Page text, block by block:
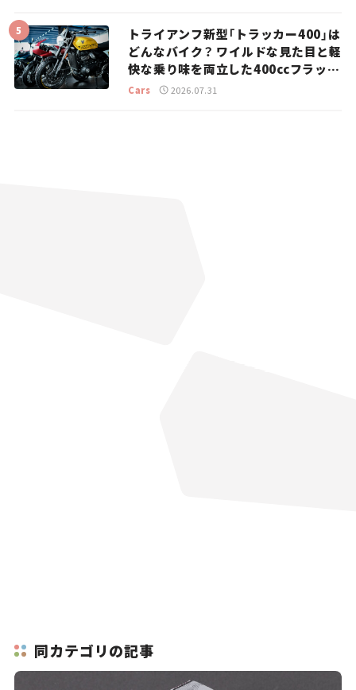
トライアンフ新型「トラッカー400」は
どんなバイク？ ワイルドな見た目と軽
快な乗り味を両立した400ccフラット
トラッカー【試乗レビュー】
Cars 2026.07.31
同カテゴリの記事